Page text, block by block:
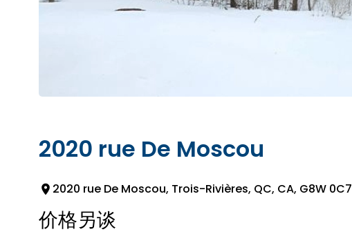
2020 rue De Moscou
2020 rue De Moscou, Trois-Rivières, QC, CA, G8W 0C7
价格另谈